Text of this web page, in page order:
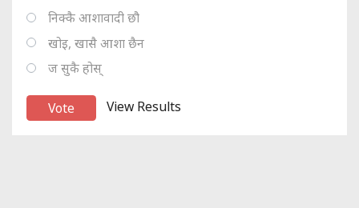
निक्कै आशावादी छौ
खोइ, खासै आशा छैन
ज सुकै होस्
View Results